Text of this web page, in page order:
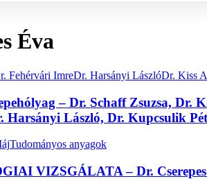
Éva
Fehérvári ImreDr. Harsányi LászlóDr. Kiss
– Dr. Schaff Zsuzsa, Dr.
Harsányi László, Dr. Kupcsulik
Tudományos anyagok
VIZSGÁLATA – Dr.